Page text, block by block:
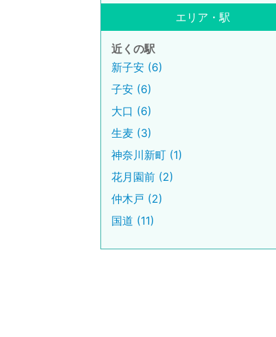
エリア・駅
近くの駅
新子安 (6)
子安 (6)
大口 (6)
生麦 (3)
神奈川新町 (1)
花月園前 (2)
仲木戸 (2)
国道 (11)